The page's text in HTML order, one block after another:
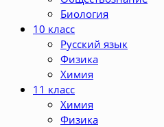
Биология
10 класс
Русский язык
Физика
Химия
11 класс
Химия
Физика